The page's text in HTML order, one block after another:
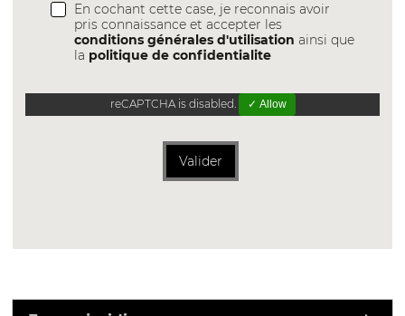
En cochant cette case, je reconnais avoir
pris connaissance et accepter les
conditions générales d'utilisation ainsi que
la politique de confidentialite
reCAPTCHA is disabled. ✓ Allow
Valider